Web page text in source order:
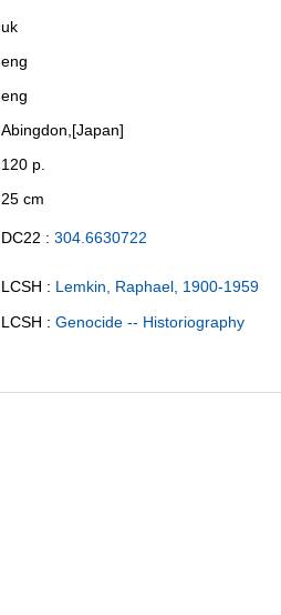
uk
eng
eng
Abingdon,[Japan]
120 p.
25 cm
DC22 : 304.6630722
LCSH : Lemkin, Raphael, 1900-1959
LCSH : Genocide -- Historiography